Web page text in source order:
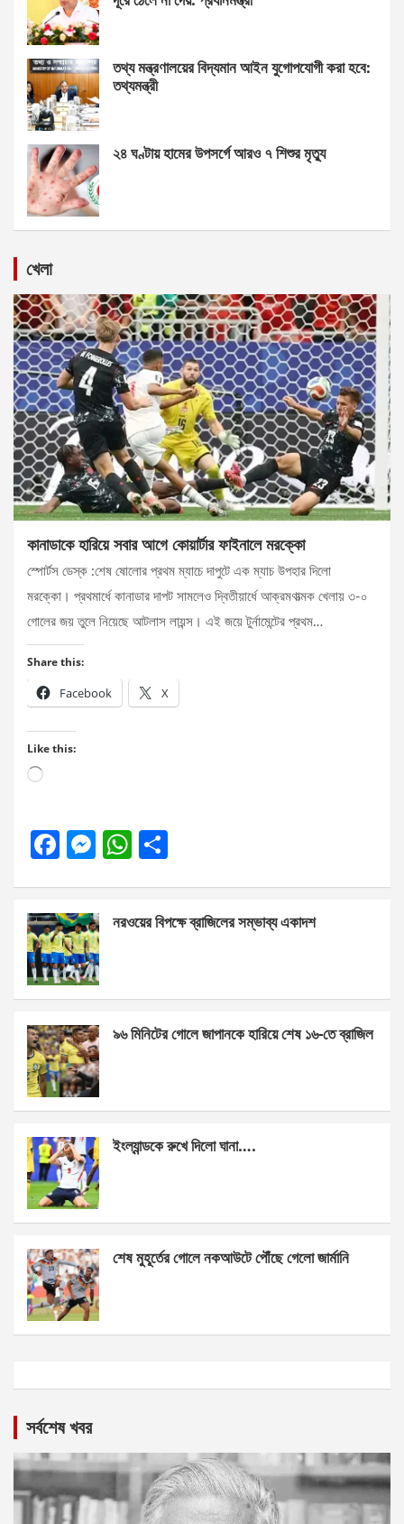
তথ্য মন্ত্রণালয়ের বিদ্যমান আইন যুগোপযোগী করা হবে:
তথ্যমন্ত্রী
২৪ ঘণ্টায় হামের উপসর্গে আরও ৭ শিশুর মৃত্যু
খেলা
কানাডাকে হারিয়ে সবার আগে কোয়ার্টার ফাইনালে মরক্কো
স্পোর্টস ডেস্ক :শেষ ষোলোর প্রথম ম্যাচে দাপুটে এক ম্যাচ উপহার দিলো
মরক্কো। প্রথমার্ধে কানাডার দাপট সামলেও দ্বিতীয়ার্ধে আক্রমণাত্মক খেলায় ৩-০
গোলের জয় তুলে নিয়েছে আটলাস লায়ন্স। এই জয়ে টুর্নামেন্টের প্রথম…
Share this:
Facebook X
Like this:
Loading…
F
b
o
o
k
M
n
g
er
W
s
p
e
নরওয়ের বিপক্ষে ব্রাজিলের সম্ভাব্য একাদশ
৯৬ মিনিটের গোলে জাপানকে হারিয়ে শেষ ১৬-তে ব্রাজিল
ইংল্যান্ডকে রুখে দিলো ঘানা….
শেষ মুহূর্তের গোলে নকআউটে পৌঁছে গেলো জার্মানি
সর্বশেষ খবর